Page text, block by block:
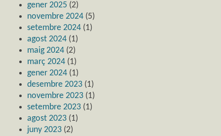
gener 2025 (2)
novembre 2024 (5)
setembre 2024 (1)
agost 2024 (1)
maig 2024 (2)
març 2024 (1)
gener 2024 (1)
desembre 2023 (1)
novembre 2023 (1)
setembre 2023 (1)
agost 2023 (1)
juny 2023 (2)